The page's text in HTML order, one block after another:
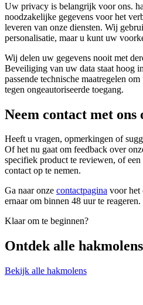
Uw privacy is belangrijk voor ons.
noodzakelijke gegevens voor het
leveren van onze diensten. Wij
personalisatie, maar u kunt uw
Wij delen uw gegevens nooit met
Beveiliging van uw data staat hoog
passende technische maatregelen
tegen ongeautoriseerde toegang.
Neem contact met ons
Heeft u vragen, opmerkingen of
Of het nu gaat om feedback over
specifiek product te reviewen, of
contact op te nemen.
Ga naar onze contactpagina voor het
ernaar om binnen 48 uur te reageren.
Klaar om te beginnen?
Ontdek alle hakmolens
Bekijk alle hakmolens